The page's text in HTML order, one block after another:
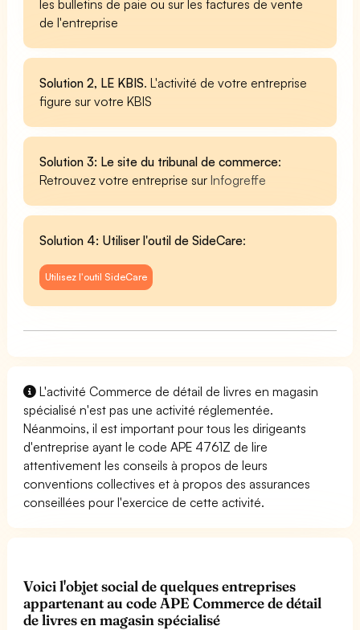
les bulletins de paie ou sur les factures de vente
de l'entreprise
Solution 2, LE KBIS. L'activité de votre entreprise
figure sur votre KBIS
Solution 3: Le site du tribunal de commerce:
Retrouvez votre entreprise surInfogreffe
Solution 4: Utiliser l'outil de SideCare:
Utilisez l'outil SideCare
L'activité Commerce de détail de livres en magasin
spécialisé n'est pas une activité réglementée.
Néanmoins, il est important pour tous les dirigeants
d'entreprise ayant le code APE 4761Z de lire
attentivement les conseils à propos de leurs
conventions collectives et à propos des assurances
conseillées pour l'exercice de cette activité.
Voici l'objet social de quelques entreprises
appartenant au code APE Commerce de détail
de livres en magasin spécialisé